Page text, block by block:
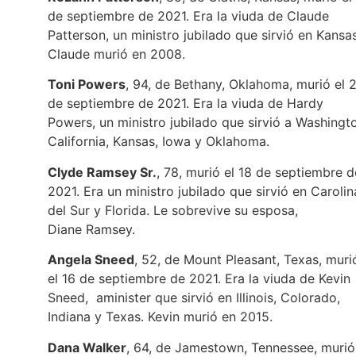
de septiembre de 2021. Era la viuda de Claude
Patterson, un ministro jubilado que sirvió en
Claude murió en 2008.
Toni Powers, 94, de Bethany, Oklahoma, murió el
de septiembre de 2021. Era la viuda de Hardy
Powers, un ministro jubilado que sirvió a
California, Kansas, Iowa y Oklahoma.
Clyde Ramsey Sr., 78, murió el 18 de septiembre
2021. Era un ministro jubilado que sirvió en
del Sur y Florida. Le sobrevive su esposa,
Diane Ramsey.
Angela Sneed, 52, de Mount Pleasant, Texas,
el 16 de septiembre de 2021. Era la viuda de Kevin
Sneed, aminister que sirvió en Illinois, Colorado,
Indiana y Texas. Kevin murió en 2015.
Dana Walker, 64, de Jamestown, Tennessee,